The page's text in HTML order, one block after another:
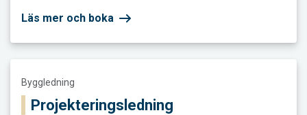
Läs mer och boka
Byggledning
Projekteringsledning